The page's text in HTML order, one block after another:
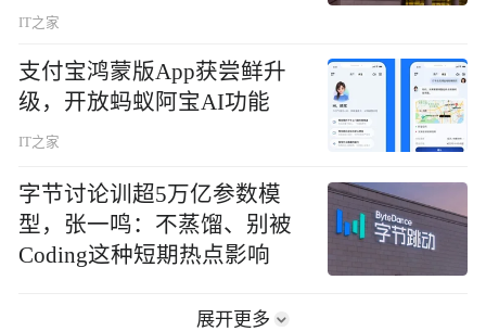
IT之家
支付宝鸿蒙版App获尝鲜升
级，开放蚂蚁阿宝AI功能
IT之家
字节讨论训超5万亿参数模
型，张一鸣：不蒸馏、别被
Coding这种短期热点影响
展开更多